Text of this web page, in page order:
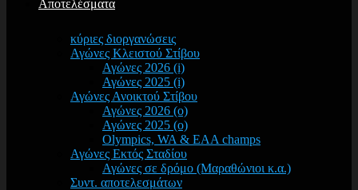
Αποτελέσματα
κύριες διοργανώσεις
Αγώνες Κλειστού Στίβου
Αγώνες 2026 (i)
Αγώνες 2025 (i)
Αγώνες Ανοικτού Στίβου
Αγώνες 2026 (o)
Αγώνες 2025 (o)
Olympics, WA & EAA champs
Αγώνες Εκτός Σταδίου
Αγώνες σε δρόμο (Μαραθώνιοι κ.α.)
Συντ. αποτελεσμάτων